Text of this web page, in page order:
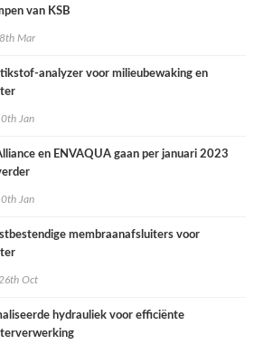
van KSB
Mar
analyzer voor milieubewaking en
Jan
en ENVAQUA gaan per januari 2023
Jan
membraanafsluiters voor
Oct
hydrauliek voor efficiënte